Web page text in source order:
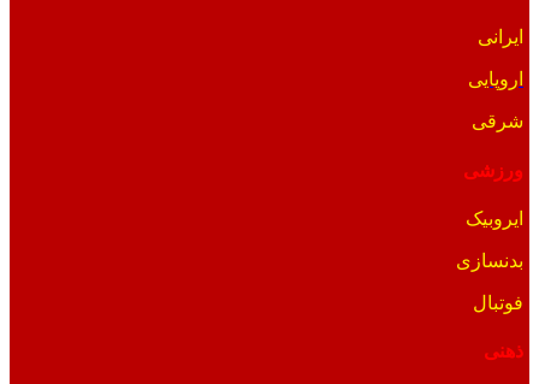
ایرانی
اروپایی
شرقی
ورزشی
ایروبیک
بدنسازی
فوتبال
ذهنی